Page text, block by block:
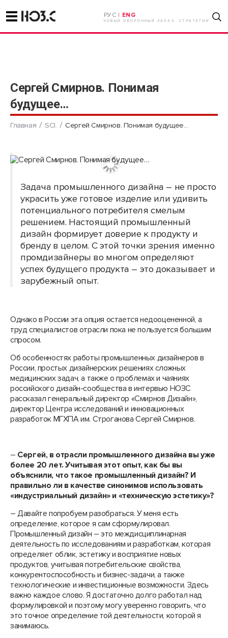
РУС | ENG
НОВЫЙ ОБОРОННЫЙ ЗАКАЗ. СТРАТЕГИИ
Сергей Смирнов. Понимая
будущее…
Главная SCI. Сергей Смирнов. Понимая будущее…
Задача промышленного дизайна – не просто
украсить уже готовое изделие или удивить
потенциального потребителя смелым
решением. Настоящий промышленный
дизайн формирует доверие к продукту и
бренду в целом. С этой точки зрения именно
промдизайнеры во многом определяют
успех будущего продукта – это доказывает и
зарубежный опыт.
Однако в России эта опция остается недооцененной, а
труд специалистов отрасли пока не пользуется большим
спросом.
Об особенностях работы промышленных дизайнеров в
России, простых дизайнерских решениях сложных
медицинских задач, а также о проблемах и чаяниях
российского дизайн-сообщества в интервью НОЗС
рассказал генеральный директор «Смирнов Дизайн»,
директор Центра исследований и инновационных
разработок МГХПА им. Строганова Сергей Смирнов.
– Сергей, в отрасли промышленного дизайна вы уже
более 20 лет. Учитывая этот опыт, как бы вы
объяснили, что такое промышленный дизайн? И
правильно ли в качестве синонимов использовать
«индустриальный дизайн» и «техническую эстетику»?
– Давайте попробуем разобраться. У меня есть
определение, которое я сам сформулировал.
Промышленный дизайн – это междисциплинарная
деятельность по исследованиям и разработкам, которая
определяет облик, эстетику и восприятие новых
продуктов, учитывая потребительские свойства,
конкурентоспособность и бизнес-задачи, а также
технологические и инвестиционные возможности. Здесь
важно каждое слово. Я достаточно долго работал над
формулировкой и поэтому могу уверенно говорить, что
это точное определение той деятельности, которой я
занимаюсь.